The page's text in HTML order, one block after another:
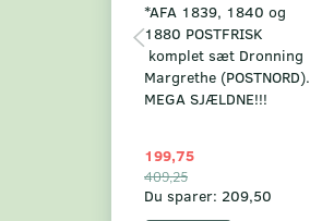
*AFA 1839, 1840 og
1880 POSTFRISK
komplet sæt Dronning
Margrethe (POSTNORD).
MEGA SJÆLDNE!!!
199,75
409,25
Du sparer: 209,50